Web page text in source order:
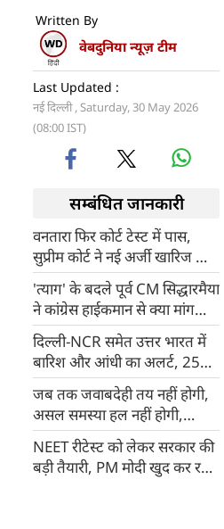
Written By
वेबदुनिया न्यूज़ टीम
Last Updated :
नई दिल्ली , Saturday, 30 May 2026
(08:00 IST)
सम्बंधित जानकारी
वनतारा फिर कोर्ट टेस्ट में पास,
सुप्रीम कोर्ट ने नई अर्जी खारिज की,
जानवरों के ट्रांसफर को बताया वैध
'त्याग' के बदले पूर्व CM सिद्धारमैया
ने कांग्रेस हाईकमान से क्या मांग
लिया?
दिल्ली-NCR समेत उत्तर भारत में
बारिश और आंधी का अलर्ट, 2500
किलोमीटर में फैला बादलों का
विशाल सिस्टम सक्रिय
जब तक जवाबदेही तय नहीं होगी,
असल समस्या हल नहीं होगी,
NEET paper leak पर सुप्रीम
कोर्ट सख्त
NEET रीटेस्ट को लेकर सरकार की
बड़ी तैयारी, PM मोदी खुद कर रहे